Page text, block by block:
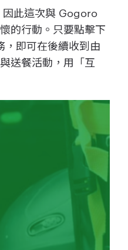
因此這次與 Gogoro
的行動。只要點擊下
即可在後續收到由
送餐活動，用「互